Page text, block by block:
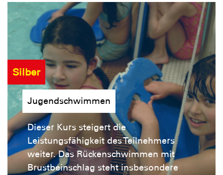
Silber
Jugendschwimmen
Dieser Kurs steigert die
Leistungsfähigkeit des Teilnehmers
weiter. Das Rückenschwimmen mit
Brustbeinschlag steht insbesondere